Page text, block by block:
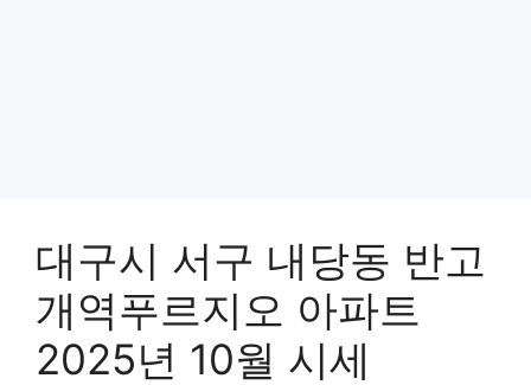
대구시 서구 내당동 반고
개역푸르지오 아파트
2025년 10월 시세